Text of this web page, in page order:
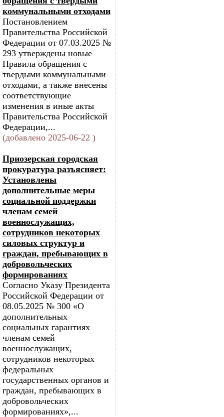
коммунальными отходами
Постановлением
Правительства Российской
Федерации от 07.03.2025 №
293 утверждены новые
Правила обращения с
твердыми коммунальными
отходами, а также внесены
соответствующие
изменения в иные акты
Правительства Российской
Федерации,...
(добавлено 2025-06-22 )
Приозерская городская
прокуратура разъясняет:
Установлены
дополнительные меры
социальной поддержки
членам семей
военнослужащих,
сотрудников некоторых
силовых структур и
граждан, пребывающих в
добровольческих
формированиях
Согласно Указу Президента
Российской Федерации от
08.05.2025 № 300 «О
дополнительных
социальных гарантиях
членам семей
военнослужащих,
сотрудников некоторых
федеральных
государственных органов и
граждан, пребывающих в
добровольческих
формированиях»,...